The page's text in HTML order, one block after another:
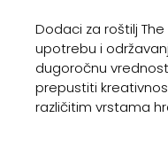
Dodaci za roštilj
upotrebu i
dugoročnu
prepustiti
različitim vrstama